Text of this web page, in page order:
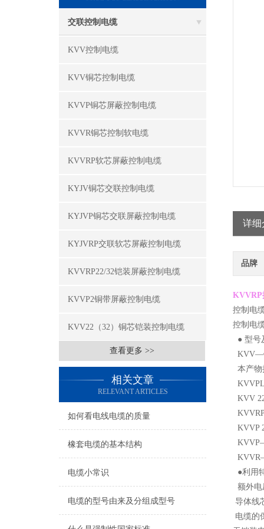
交联控制电缆
KVV控制电缆
KVV铜芯控制电缆
KVVP铜芯屏蔽控制电缆
KVVR铜芯控制软电缆
KVVRP软芯屏蔽控制电缆
KYJV铜芯交联控制电缆
KYJVP铜芯交联屏蔽控制电缆
KYJVRP交联软芯屏蔽控制电缆
KVVRP22/32铠装屏蔽控制电缆
KVVP2铜带屏蔽控制电缆
KVV22（32）铜芯铠装控制电缆
查看更多 >>
相关文章
RELEVANT ARTICLES
如何看电线电缆的质量
橡套电缆的基本结构
电缆小常识
电缆的型号由来及分组成型号
详细
品牌
KVVRP
控制电
控制电
● 型号
KVV—
本产物
KVV
KVVP
●利用
额外电
导体线
电缆的